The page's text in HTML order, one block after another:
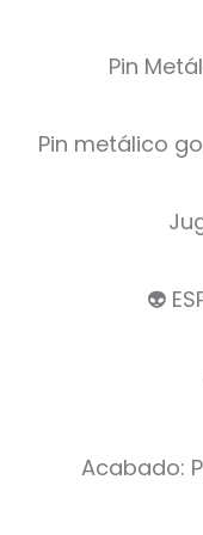
Pin
Pin metálico
👽
Acabado: